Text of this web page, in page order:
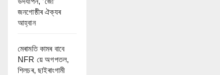
জনগোষ্ঠীৰ ঐক্যৰ
আহ্বান
মেৰামতি কামৰ বাবে
NFR য়ে অগপতল,
শিলচৰ, ছাইৰাংগামী